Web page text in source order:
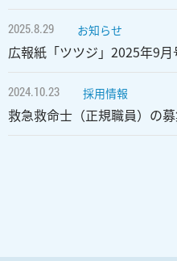
2025.8.29 お知らせ
広報紙「ツツジ」2025年9
2024.10.23 採用情報
救急救命士（正規職員）の